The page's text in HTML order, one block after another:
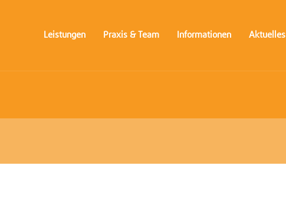
Leistungen Praxis & Team Informationen Aktuelles